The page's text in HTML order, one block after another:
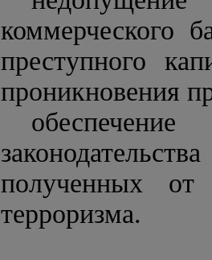
коммерческого
преступного
проникновения
полученных от
терроризма.